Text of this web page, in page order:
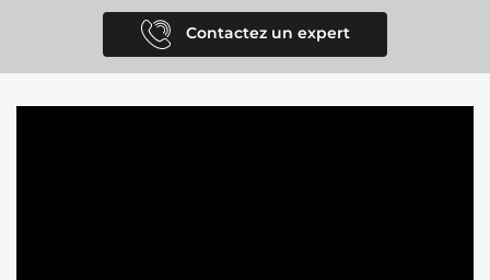
Contactez un expert